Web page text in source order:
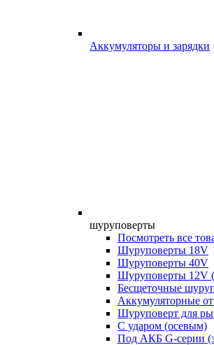
Аккумуляторы и зарядки
шуруповерты
Посмотреть все
Шуруповерты 18V
Шуруповерты 40V
Шуруповерты 12V
Бесщеточные
Аккумуляторные
Шуруповерт для
С ударом (осевым)
Под АКБ G-серии